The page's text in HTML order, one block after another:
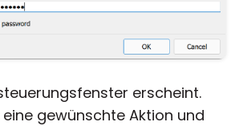
erscheint.
eine gewünschte Aktion und